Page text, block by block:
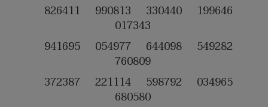
826411 990813 330440 199646
017343
941695 054977 644098 549282
760809
372387 221114 598792 034965
680580